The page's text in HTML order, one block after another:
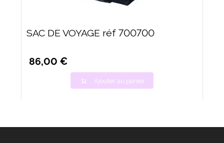
SAC DE VOYAGE réf 700700
86,00 €
Ajouter au panier